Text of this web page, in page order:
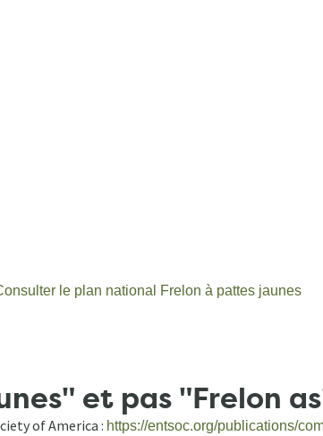
le plan national Frelon à pattes jaunes
et pas "Frelon
of America : https://entsoc.org/publications/